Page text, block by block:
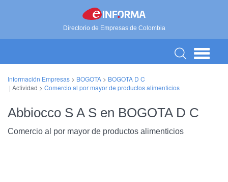
Directorio de Empresas de Colombia
Información Empresas > BOGOTA > BOGOTA D C
| Actividad > Comercio al por mayor de productos alimenticios
Abbiocco S A S en BOGOTA D C
Comercio al por mayor de productos alimenticios